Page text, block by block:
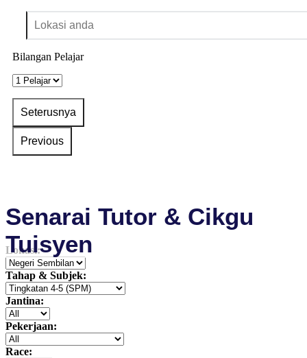
Bilangan Pelajar
Senarai Tutor & Cikgu
Tuisyen
Lokasi:
Tahap & Subjek:
Jantina:
Pekerjaan:
Race: